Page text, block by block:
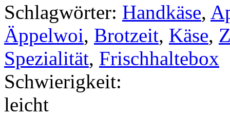
Schlagwörter: Handkäse,
Äppelwoi, Brotzeit, Käse,
Spezialität, Frischhaltebox
Schwierigkeit:
leicht